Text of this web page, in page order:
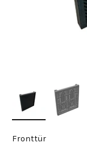
Fronttür